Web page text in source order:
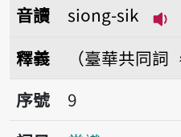
音讀
siong-sik
釋義
（臺華共同詞
序號9常識
序號
9